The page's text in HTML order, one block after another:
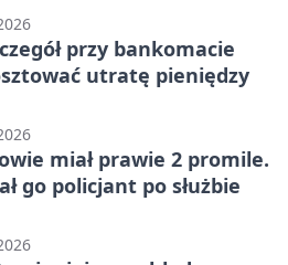
przy bankomacie
utratę pieniędzy
miał prawie 2 promile.
go policjant po służbie